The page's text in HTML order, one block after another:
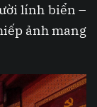
lính biển –
ảnh mang